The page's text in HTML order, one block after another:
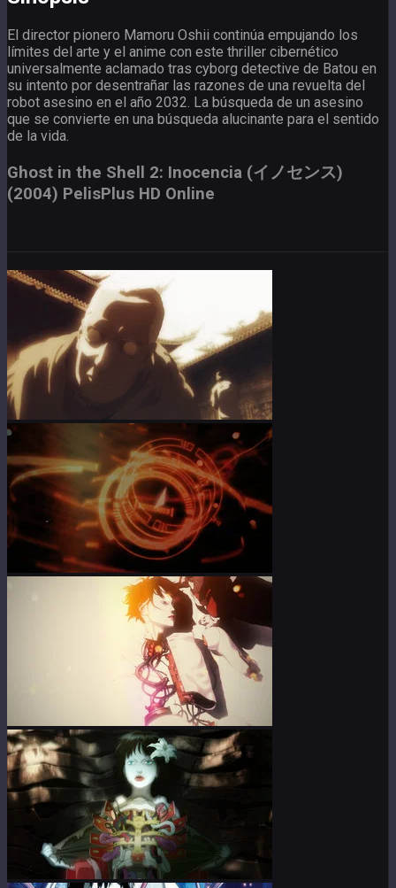
El director pionero Mamoru Oshii continúa empujando los
límites del arte y el anime con este thriller cibernético
universalmente aclamado tras cyborg detective de Batou en
su intento por desentrañar las razones de una revuelta del
robot asesino en el año 2032. La búsqueda de un asesino
que se convierte en una búsqueda alucinante para el sentido
de la vida.
Ghost in the Shell 2: Inocencia (イノセンス)
(2004) PelisPlus HD Online